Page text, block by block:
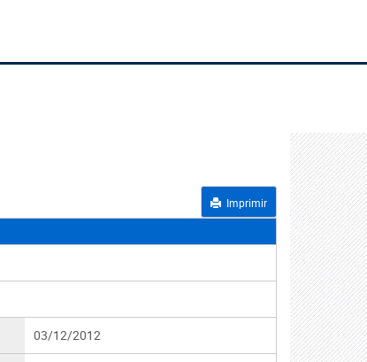
Imprimir
03/12/2012